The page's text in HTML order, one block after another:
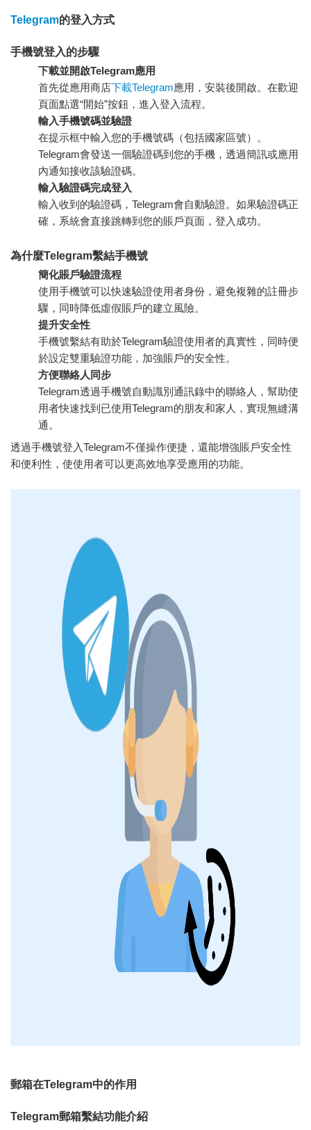
Telegram的登入方式
手機號登入的步驟
下載並開啟Telegram應用
首先從應用商店下載Telegram應用，安裝後開啟。在歡迎
頁面點選“開始”按鈕，進入登入流程。
輸入手機號碼並驗證
在提示框中輸入您的手機號碼（包括國家區號）。
Telegram會發送一個驗證碼到您的手機，透過簡訊或應用
內通知接收該驗證碼。
輸入驗證碼完成登入
輸入收到的驗證碼，Telegram會自動驗證。如果驗證碼正
確，系統會直接跳轉到您的賬戶頁面，登入成功。
為什麼Telegram繫結手機號
簡化賬戶驗證流程
使用手機號可以快速驗證使用者身份，避免複雜的註冊步
驟，同時降低虛假賬戶的建立風險。
提升安全性
手機號繫結有助於Telegram驗證使用者的真實性，同時便
於設定雙重驗證功能，加強賬戶的安全性。
方便聯絡人同步
Telegram透過手機號自動識別通訊錄中的聯絡人，幫助使
用者快速找到已使用Telegram的朋友和家人，實現無縫溝
通。
透過手機號登入Telegram不僅操作便捷，還能增強賬戶安全性
和便利性，使使用者可以更高效地享受應用的功能。
郵箱在Telegram中的作用
Telegram郵箱繫結功能介紹